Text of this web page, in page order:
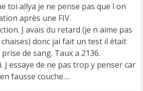
toi allya je ne pense pas que l on
après une FIV.
J avais du retard (je n aime pas
donc jai fait un test il était
de sang. Taux a 2136.
J essaye de ne pas trop y penser car
fausse couche....